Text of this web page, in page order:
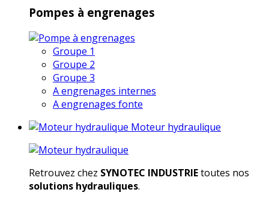
Pompes à engrenages
Groupe 1
Groupe 2
Groupe 3
A engrenages internes
A engrenages fonte
Moteur hydraulique
Retrouvez chez SYNOTEC INDUSTRIEtoutes nos
solutions hydrauliques.